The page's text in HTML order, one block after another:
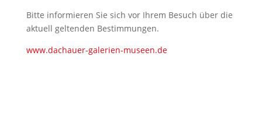
Bitte informieren Sie sich vor Ihrem Besuch über die
aktuell geltenden Bestimmungen.
www.dachauer-galerien-museen.de